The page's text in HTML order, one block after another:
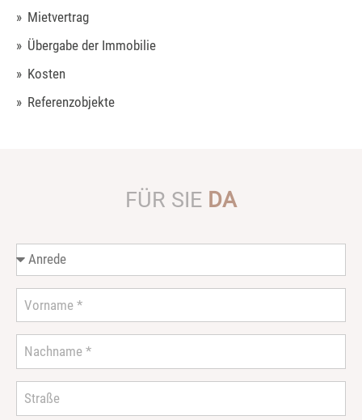
Mietvertrag
Übergabe der Immobilie
Kosten
Referenzobjekte
FÜR SIE DA